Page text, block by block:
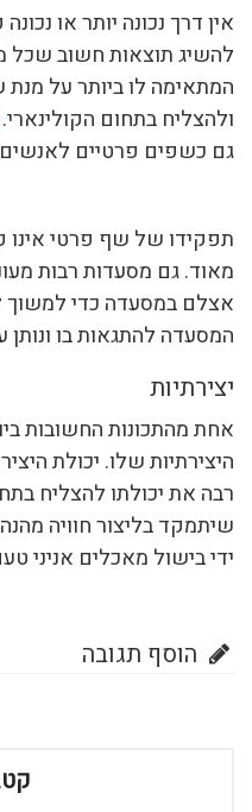
אין דרך נכונה יותר או
להשיג תוצאות חשוב שכל
המתאימה לו ביותר על
ולהצליח בתחום הקולינארי.
גם כשפים פרטיים
תפקידו של שף פרטי אינו
מאוד. גם מסעדות רבות
אצלם במסעדה כדי למשוך
המסעדה להתגאות בו
יצירתיות
אחת מהתכונות החשובות
היצירתיות שלו. יכולת
רבה את יכולתו להצליח
שיתמקד בליצור חוויה
ידי בישול מאכלים אניני
הוסף תגובה